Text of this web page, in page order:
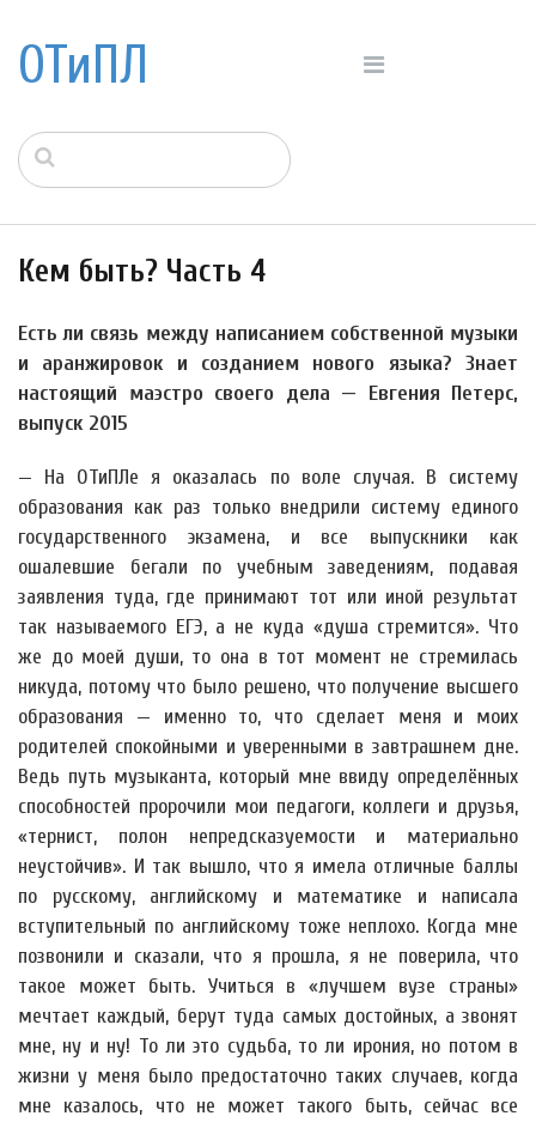
ОТиПЛ
Кем быть? Часть 4
Есть ли связь между написанием собственной музыки
и аранжировок и созданием нового языка? Знает
настоящий маэстро своего дела — Евгения Петерс,
выпуск 2015
— На ОТиПЛе я оказалась по воле случая. В систему
образования как раз только внедрили систему единого
государственного экзамена, и все выпускники как
ошалевшие бегали по учебным заведениям, подавая
заявления туда, где принимают тот или иной результат
так называемого ЕГЭ, а не куда «душа стремится». Что
же до моей души, то она в тот момент не стремилась
никуда, потому что было решено, что получение высшего
образования — именно то, что сделает меня и моих
родителей спокойными и уверенными в завтрашнем дне.
Ведь путь музыканта, который мне ввиду определённых
способностей пророчили мои педагоги, коллеги и друзья,
«тернист, полон непредсказуемости и материально
неустойчив». И так вышло, что я имела отличные баллы
по русскому, английскому и математике и написала
вступительный по английскому тоже неплохо. Когда мне
позвонили и сказали, что я прошла, я не поверила, что
такое может быть. Учиться в «лучшем вузе страны»
мечтает каждый, берут туда самых достойных, а звонят
мне, ну и ну! То ли это судьба, то ли ирония, но потом в
жизни у меня было предостаточно таких случаев, когда
мне казалось, что не может такого быть, сейчас все